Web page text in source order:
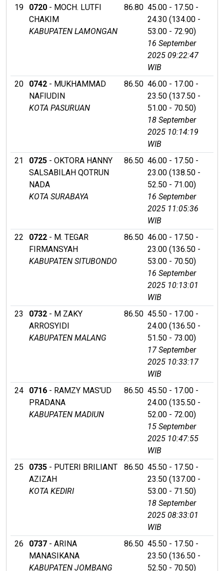
19
0720 - MOCH. LUTFI
CHAKIM
KABUPATEN LAMONGAN
86.80 45.00 - 17.50 -
24.30 (134.00 -
53.00 - 72.90)
16 September
2025 09:22:47
WIB
20
0742 - MUKHAMMAD
NAFIUDIN
KOTA PASURUAN
86.50 46.00 - 17.00 -
23.50 (137.50 -
51.00 - 70.50)
18 September
2025 10:14:19
WIB
21
0725 - OKTORA HANNY
SALSABILAH QOTRUN
NADA
KOTA SURABAYA
86.50 46.00 - 17.50 -
23.00 (138.50 -
52.50 - 71.00)
16 September
2025 11:05:36
WIB
22
0722 - M. TEGAR
FIRMANSYAH
KABUPATEN SITUBONDO
86.50 46.00 - 17.50 -
23.00 (136.50 -
53.00 - 70.50)
16 September
2025 10:13:01
WIB
23
0732 - M ZAKY
ARROSYIDI
KABUPATEN MALANG
86.50 45.50 - 17.00 -
24.00 (136.50 -
51.50 - 73.00)
17 September
2025 10:33:17
WIB
24
0716 - RAMZY MAS'UD
PRADANA
KABUPATEN MADIUN
86.50 45.50 - 17.00 -
24.00 (135.50 -
52.00 - 72.00)
15 September
2025 10:47:55
WIB
25
0735 - PUTERI BRILIANT
AZIZAH
KOTA KEDIRI
86.50 45.50 - 17.50 -
23.50 (137.00 -
53.00 - 71.50)
18 September
2025 08:33:01
WIB
26
0737 - ARINA
MANASIKANA
KABUPATEN JOMBANG
86.50 45.50 - 17.50 -
23.50 (136.50 -
52.50 - 70.50)